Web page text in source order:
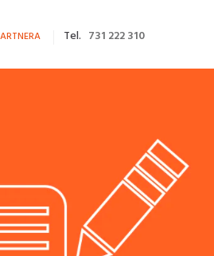
Tel. 731 222 310